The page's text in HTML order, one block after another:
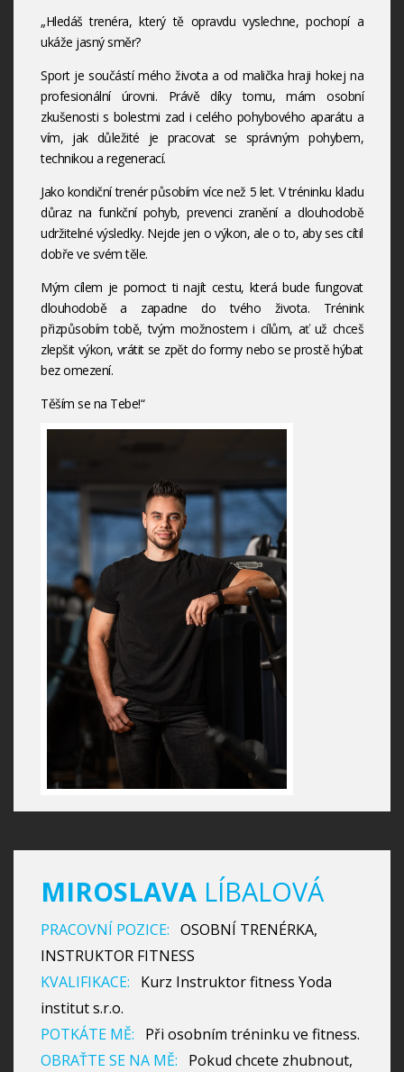
„Hledáš trenéra, který tě opravdu vyslechne, pochopí a
ukáže jasný směr?
Sport je součástí mého života a od malička hraji hokej na
profesionální úrovni. Právě díky tomu, mám osobní
zkušenosti s bolestmi zad i celého pohybového aparátu a
vím, jak důležité je pracovat se správným pohybem,
technikou a regenerací.
Jako kondiční trenér působím více než 5 let. V tréninku kladu
důraz na funkční pohyb, prevenci zranění a dlouhodobě
udržitelné výsledky. Nejde jen o výkon, ale o to, aby ses cítil
dobře ve svém těle.
Mým cílem je pomoct ti najít cestu, která bude fungovat
dlouhodobě a zapadne do tvého života. Trénink
přizpůsobím tobě, tvým možnostem i cílům, ať už chceš
zlepšit výkon, vrátit se zpět do formy nebo se prostě hýbat
bez omezení.
Těším se na Tebe!“
MIROSLAVA LÍBALOVÁ
PRACOVNÍ POZICE: OSOBNÍ TRENÉRKA,
INSTRUKTOR FITNESS
KVALIFIKACE:
Kurz Instruktor fitness Yoda
institut s.r.o.
POTKÁTE MĚ:
Při osobním tréninku ve fitness.
OBRAŤTE SE NA MĚ:
Pokud chcete zhubnout,